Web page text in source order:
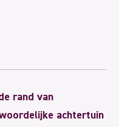
rand van
achtertuin